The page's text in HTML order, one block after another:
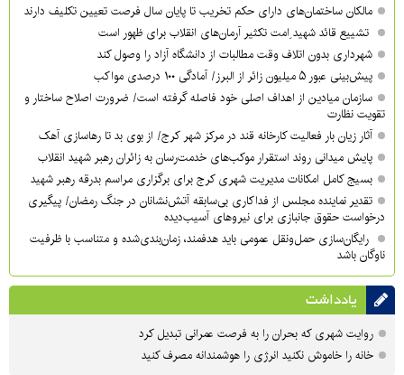
مالکان ساختمان‌های دارای حکم تخریب تا پایان سال فرصت تعیین تکلیف دارند
تشییع قائد شهید ِامت تکثیر آرمان‌های انقلاب برای ظهور است
شهرداری بدون اتلاف وقت مطالبات از دانشگاه آزاد را وصول کند
پیش‌بینی عبور ۵ میلیون زائر از البرز/ آمادگی ۱۰۰ درصدی مواکب
سازمان میادین از اهداف اصلی خود فاصله گرفته است/ ضرورت اصلاح ساختار و
تقویت نظارت
آثار زیان بار فعالیت کارخانه قند در مرکز شهر کرج/ از بوی بد تا رهاسازی آهک
پایش میدانی روند استقرار موکب‌های خدمت‌رسان به زائران رهبر شهید انقلاب
بسیج کامل امکانات مدیریت شهری کرج برای برگزاری مراسم بدرقه رهبر شهید
تقدیر نماینده مجلس از فداکاری بی‌سابقه آتش‌نشانان در جنگ رمضان/ پیگیری
درخواست حقوق جانبازی برای نیروهای آسیب‌دیده
رایگان‌سازی حمل‌ونقل عمومی باید هدفمند، زمان‌بندی‌شده و متناسب با ظرفیت
ناوگان باشد
یادداشت
روایت شهری که بحران را به فرصت عمرانی تبدیل کرد
خانه را خاموش نکنید انرژی را هوشمندانه مصرف کنید